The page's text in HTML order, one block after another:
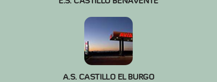
A.S. CASTILLO EL BURGO